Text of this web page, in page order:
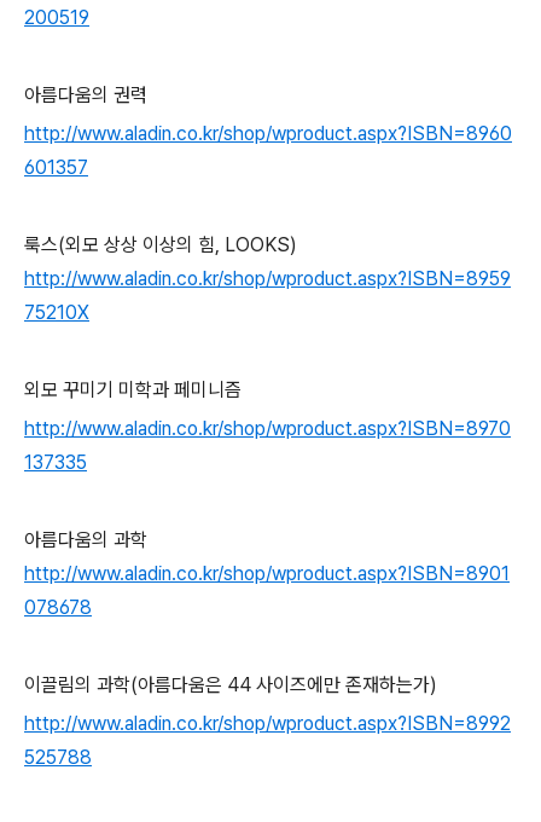
200519
아름다움의 권력
http://www.aladin.co.kr/shop/wproduct.aspx?ISBN=8960
601357
룩스(외모 상상 이상의 힘, LOOKS)
http://www.aladin.co.kr/shop/wproduct.aspx?ISBN=8959
75210X
외모 꾸미기 미학과 페미니즘
http://www.aladin.co.kr/shop/wproduct.aspx?ISBN=8970
137335
아름다움의 과학
http://www.aladin.co.kr/shop/wproduct.aspx?ISBN=8901
078678
이끌림의 과학(아름다움은 44 사이즈에만 존재하는가)
http://www.aladin.co.kr/shop/wproduct.aspx?ISBN=8992
525788